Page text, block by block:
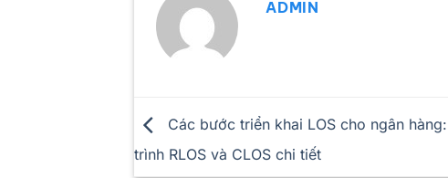
ADMIN
Các bước triển khai LOS cho ngân
trình RLOS và CLOS chi tiết